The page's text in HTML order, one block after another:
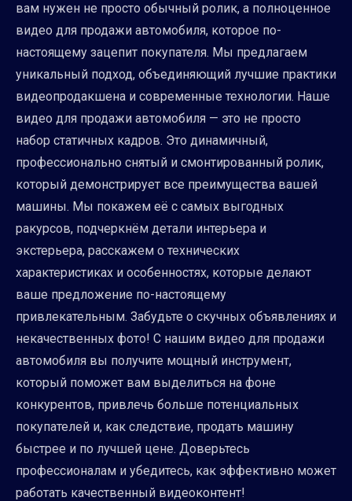
вам нужен не просто обычный ролик, а полноценное
видео для продажи автомобиля, которое по-
настоящему зацепит покупателя. Мы предлагаем
уникальный подход, объединяющий лучшие практики
видеопродакшена и современные технологии. Наше
видео для продажи автомобиля — это не просто
набор статичных кадров. Это динамичный,
профессионально снятый и смонтированный ролик,
который демонстрирует все преимущества вашей
машины. Мы покажем её с самых выгодных
ракурсов, подчеркнём детали интерьера и
экстерьера, расскажем о технических
характеристиках и особенностях, которые делают
ваше предложение по-настоящему
привлекательным. Забудьте о скучных объявлениях и
некачественных фото! С нашим видео для продажи
автомобиля вы получите мощный инструмент,
который поможет вам выделиться на фоне
конкурентов, привлечь больше потенциальных
покупателей и, как следствие, продать машину
быстрее и по лучшей цене. Доверьтесь
профессионалам и убедитесь, как эффективно может
работать качественный видеоконтент!